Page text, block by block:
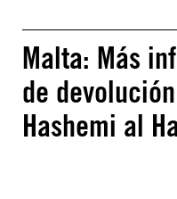
Malta: Más
de
Hashemi al